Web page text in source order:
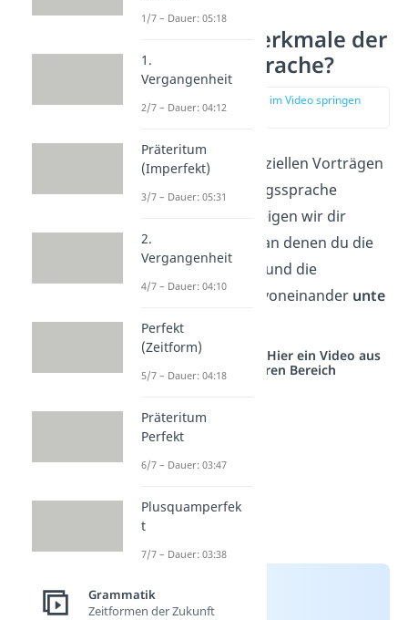
Was sind Merkmale der
Umgangssprache?
zur Stelle im Video springen
(00:43)
In Texten oder offiziellen Vorträgen
solltest du Umgangssprache
vermeiden. Hier zeigen wir dir
einige
, an denen du die
Umgangssprache und die
Standardsprache
voneinander unte
rscheiden
Studyflix vernetzt: Hier ein Video aus
einem anderen Bereich
1/7 – Dauer: 05:18
1.
Vergangenheit
2/7 – Dauer: 04:12
Präteritum
(Imperfekt)
3/7 – Dauer: 05:31
2.
Vergangenheit
4/7 – Dauer: 04:10
Perfekt
(Zeitform)
5/7 – Dauer: 04:18
Präteritum
Perfekt
6/7 – Dauer: 03:47
Plusquamperfek
t
7/7 – Dauer: 03:38
Grammatik
Zeitformen der Zukunft